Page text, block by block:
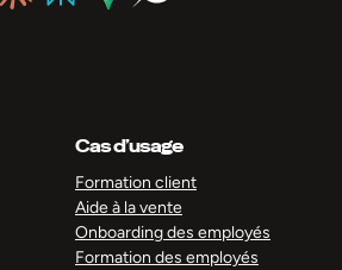
Cas d’usage
Formation client
Aide à la vente
Onboarding des employés
Formation des employés